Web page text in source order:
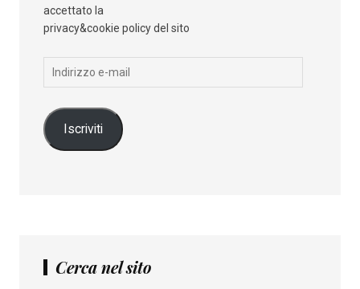
accettato la
privacy&cookie policy del sito
Indirizzo
Iscriviti
Cerca nel sito